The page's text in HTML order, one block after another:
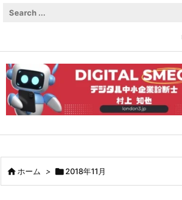
ホーム > 2018年11月